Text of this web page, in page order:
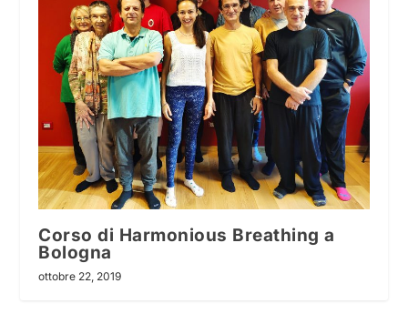
Corso di Harmonious Breathing a
Bologna
ottobre 22, 2019